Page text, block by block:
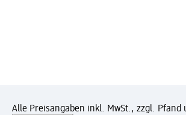
Alle Preisangaben inkl. MwSt., zzgl. Pfand